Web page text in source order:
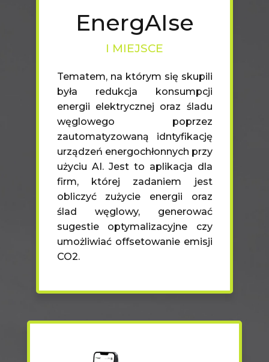
EnergAIse
I MIEJSCE
Tematem, na którym się skupili
była redukcja konsumpcji
energii elektrycznej oraz śladu
węglowego poprzez
zautomatyzowaną idntyfikację
urządzeń energochłonnych przy
użyciu AI. Jest to aplikacja dla
firm, której zadaniem jest
obliczyć zużycie energii oraz
ślad węglowy, generować
sugestie optymalizacyjne czy
umożliwiać offsetowanie emisji
CO2.